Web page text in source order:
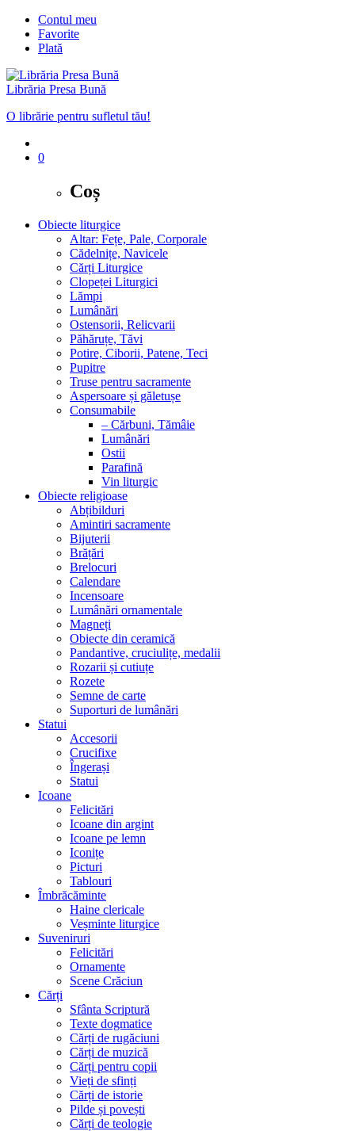
Contul meu
Favorite
Plată
Librăria Presa Bună
O librărie pentru sufletul tău!
0
Coș
Obiecte liturgice
Altar: Fețe, Pale, Corporale
Cădelnițe, Navicele
Cărți Liturgice
Clopeței Liturgici
Lămpi
Lumânări
Ostensorii, Relicvarii
Păhăruțe, Tăvi
Potire, Ciborii, Patene, Teci
Pupitre
Truse pentru sacramente
Aspersoare și găletușe
Consumabile
– Cărbuni, Tămâie
Lumânări
Ostii
Parafină
Vin liturgic
Obiecte religioase
Abțibilduri
Amintiri sacramente
Bijuterii
Brățări
Brelocuri
Calendare
Incensoare
Lumânări ornamentale
Magneți
Obiecte din ceramică
Pandantive, cruciulițe, medalii
Rozarii și cutiuțe
Rozete
Semne de carte
Suporturi de lumânări
Statui
Accesorii
Crucifixe
Îngerași
Statui
Icoane
Felicitări
Icoane din argint
Icoane pe lemn
Iconițe
Picturi
Tablouri
Îmbrăcăminte
Haine clericale
Veșminte liturgice
Suveniruri
Felicitări
Ornamente
Scene Crăciun
Cărți
Sfânta Scriptură
Texte dogmatice
Cărți de rugăciuni
Cărți de muzică
Cărți pentru copii
Vieți de sfinți
Cărți de istorie
Pilde și povești
Cărți de teologie